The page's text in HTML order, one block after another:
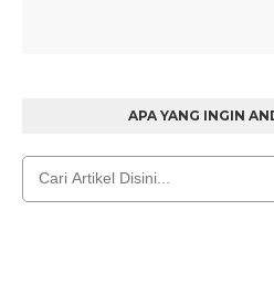
APA YANG INGIN